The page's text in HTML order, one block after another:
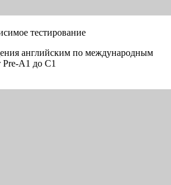
тестирование
английским по международным
Pre-A1 до C1